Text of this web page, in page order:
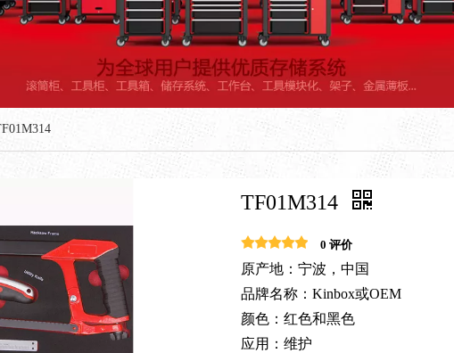
TF01M314
0 评价
原产地：宁波，中国
品牌名称：Kinbox或OEM
颜色：红色和黑色
应用：维护